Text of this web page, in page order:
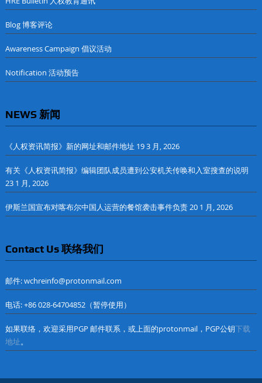
Blog 博客评论
Awareness Campaign 倡议活动
Notification 活动预告
NEWS 新闻
《人权资讯简报》新的网址和邮件地址 19 3 月, 2026
有关《人权资讯简报》编辑团队成员遭到公安机关传唤和入室搜查的说明
23 1 月, 2026
伊斯兰国宣布对喀布尔中国人运营的餐馆袭击事件负责20 1 月, 2026
Contact Us 联络我们
邮件: wchreinfo@protonmail.com
电话: +86 028-64704852（暂停使用）
如果联络，欢迎采用PGP 邮件联系，或上面的protonmail，PGP公钥下载
地址。